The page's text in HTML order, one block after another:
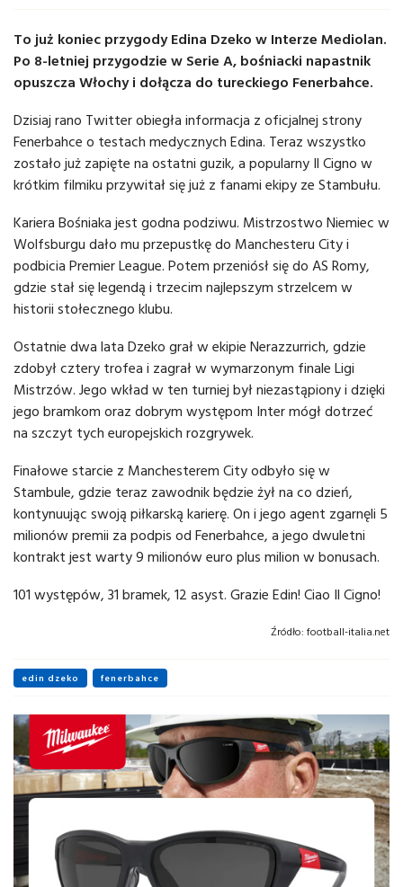
To już koniec przygody Edina Dzeko w Interze Mediolan.
Po 8-letniej przygodzie w Serie A, bośniacki napastnik
opuszcza Włochy i dołącza do tureckiego Fenerbahce.
Dzisiaj rano Twitter obiegła informacja z oficjalnej strony
Fenerbahce o testach medycznych Edina. Teraz wszystko
zostało już zapięte na ostatni guzik, a popularny Il Cigno w
krótkim filmiku przywitał się już z fanami ekipy ze Stambułu.
Kariera Bośniaka jest godna podziwu. Mistrzostwo Niemiec w
Wolfsburgu dało mu przepustkę do Manchesteru City i
podbicia Premier League. Potem przeniósł się do AS Romy,
gdzie stał się legendą i trzecim najlepszym strzelcem w
historii stołecznego klubu.
Ostatnie dwa lata Dzeko grał w ekipie Nerazzurrich, gdzie
zdobył cztery trofea i zagrał w wymarzonym finale Ligi
Mistrzów. Jego wkład w ten turniej był niezastąpiony i dzięki
jego bramkom oraz dobrym występom Inter mógł dotrzeć
na szczyt tych europejskich rozgrywek.
Finałowe starcie z Manchesterem City odbyło się w
Stambule, gdzie teraz zawodnik będzie żył na co dzień,
kontynuując swoją piłkarską karierę. On i jego agent zgarnęli 5
milionów premii za podpis od Fenerbahce, a jego dwuletni
kontrakt jest warty 9 milionów euro plus milion w bonusach.
101 występów, 31 bramek, 12 asyst. Grazie Edin! Ciao Il Cigno!
Źródło: football-italia.net
edin dzeko fenerbahce